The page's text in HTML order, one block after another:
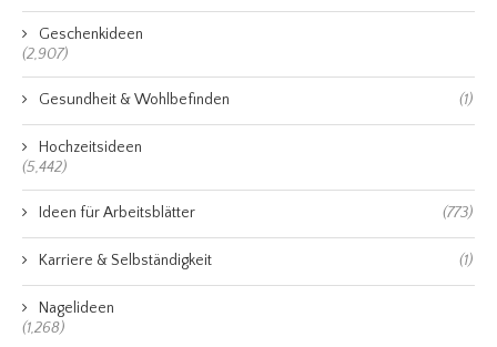
Geschenkideen
(2,907)
Gesundheit & Wohlbefinden (1)
Hochzeitsideen
(5,442)
Ideen für Arbeitsblätter (773)
Karriere & Selbständigkeit (1)
Nagelideen
(1,268)